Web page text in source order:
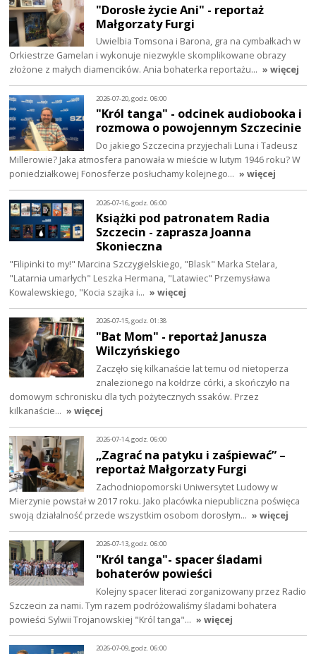
"Dorosłe życie Ani" - reportaż
Małgorzaty Furgi
Uwielbia Tomsona i Barona, gra na cymbałkach w
Orkiestrze Gamelan i wykonuje niezwykle skomplikowane obrazy
złożone z małych diamencików. Ania bohaterka reportażu… » więcej
2026-07-20, godz. 06:00
"Król tanga" - odcinek audiobooka i
rozmowa o powojennym Szczecinie
Do jakiego Szczecina przyjechali Luna i Tadeusz
Millerowie? Jaka atmosfera panowała w mieście w lutym 1946 roku? W
poniedziałkowej Fonosferze posłuchamy kolejnego… » więcej
2026-07-16, godz. 06:00
Książki pod patronatem Radia
Szczecin - zaprasza Joanna
Skonieczna
"Filipinki to my!" Marcina Szczygielskiego, "Blask" Marka Stelara,
"Latarnia umarłych" Leszka Hermana, "Latawiec" Przemysława
Kowalewskiego, "Kocia szajka i… » więcej
2026-07-15, godz. 01:38
"Bat Mom" - reportaż Janusza
Wilczyńskiego
Zaczęło się kilkanaście lat temu od nietoperza
znalezionego na kołdrze córki, a skończyło na
domowym schronisku dla tych pożytecznych ssaków. Przez
kilkanaście… » więcej
2026-07-14, godz. 06:00
„Zagrać na patyku i zaśpiewać” –
reportaż Małgorzaty Furgi
Zachodniopomorski Uniwersytet Ludowy w
Mierzynie powstał w 2017 roku. Jako placówka niepubliczna poświęca
swoją działalność przede wszystkim osobom dorosłym… » więcej
2026-07-13, godz. 06:00
"Król tanga"- spacer śladami
bohaterów powieści
Kolejny spacer literaci zorganizowany przez Radio
Szczecin za nami. Tym razem podróżowaliśmy śladami bohatera
powieści Sylwii Trojanowskiej "Król tanga"… » więcej
2026-07-09, godz. 06:00